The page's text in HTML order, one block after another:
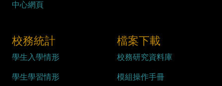
中心網頁
校務統計
學生入學情形
學生學習情形
檔案下載
校務研究資料庫
模組操作手冊